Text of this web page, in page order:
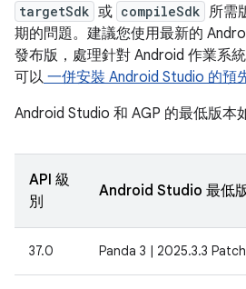
targetSdk 或 compileSdk 所需
期的問題。建議您使用最新的
發布版，處理針對 Android 作業系
可以 一併安裝 Android Studio 的預
Android Studio 和 AGP 的最低版本
API 級
別
Android Studio 最低
37.0 Panda 3 | 2025.3.3 Patch